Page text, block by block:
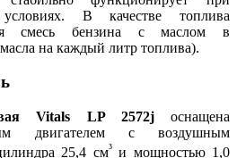
В качестве топлива
смесь бензина с маслом в
на каждый литр топлива).
Vitals LP 2572jоснащена
двигателем с воздушным
25,4 см³и мощностью 1,0